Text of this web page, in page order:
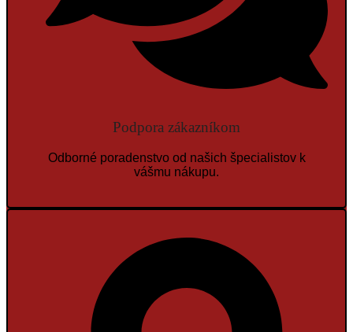
Podpora zákazníkom
Odborné poradenstvo od našich špecialistov k
vášmu nákupu.